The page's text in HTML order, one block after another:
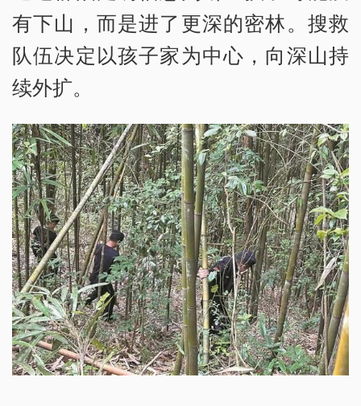
有下山，而是进了更深的密林。搜救
队伍决定以孩子家为中心，向深山持
续外扩。